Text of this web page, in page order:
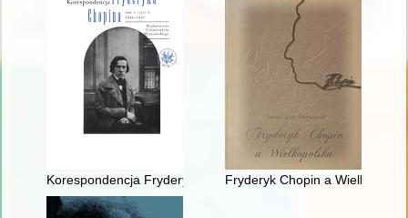
Korespondencja Fryderyka Chopina. T. 3 cz. 2,
Fryderyk Chopin a